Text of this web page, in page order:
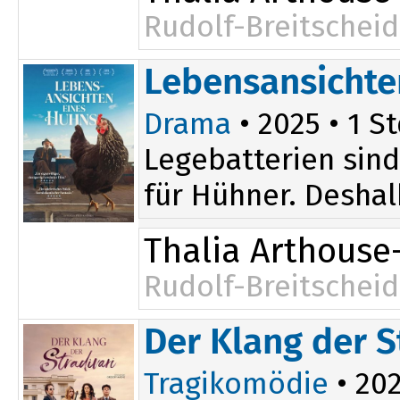
Rudolf-
15:00
Drama • 2025 • 1
Legebatterien
für Hühner.
Thalia
Rudolf-
17:30
Der Klang der
Tragikomödie •